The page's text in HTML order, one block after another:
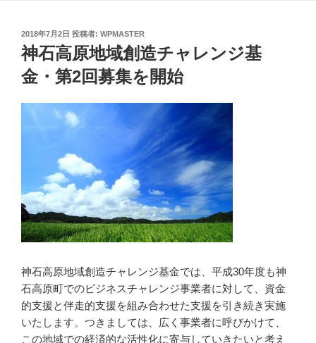
投
稿
日:
2018年7月2日 投稿者: WPMASTER
神石高原地域創造チャレンジ基
金・第2回募集を開始
神石高原地域創造チャレンジ基金では、平成30年度も神
石高原町でのビジネスチャレンジ事業者に対して、資金
的支援と伴走的支援を組み合わせた支援を引き続き実施
いたします。つきましては、広く事業者に呼びかけて、
この地域での経済的な活性化に寄与していきたいと考え